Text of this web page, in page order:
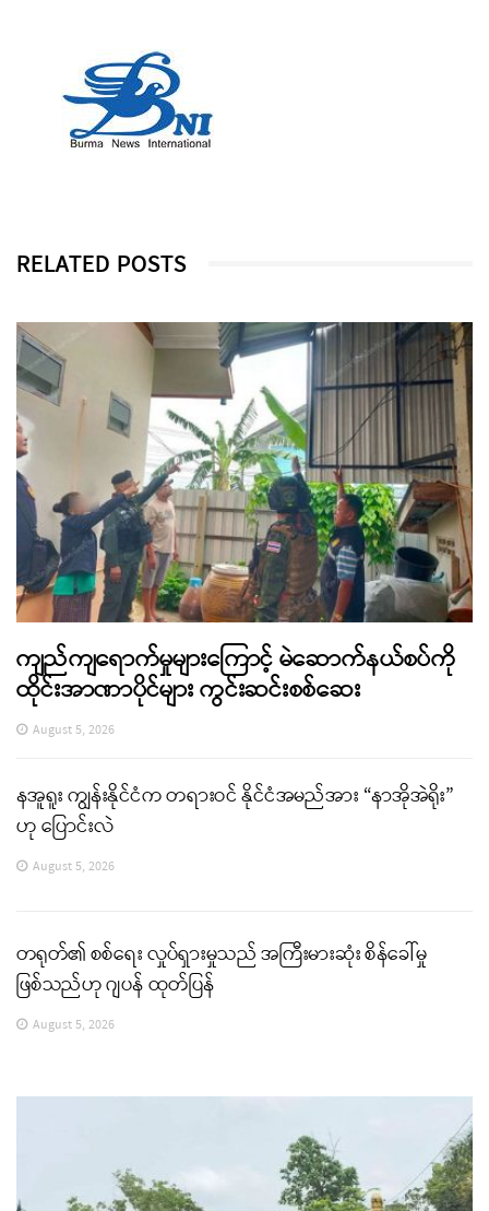
RELATED POSTS
ကျည်ကျရောက်မှုများကြောင့် မဲဆောက်နယ်စပ်ကို
ထိုင်းအာဏာပိုင်များ ကွင်းဆင်းစစ်ဆေး
August 5, 2026
နအူရူး ကျွန်းနိုင်ငံက တရားဝင် နိုင်ငံအမည်အား “နာအိုအဲရိုး”
ဟု ပြောင်းလဲ
August 5, 2026
တရုတ်၏ စစ်ရေး လှုပ်ရှားမှုသည် အကြီးမားဆုံး စိန်ခေါ်မှု
ဖြစ်သည်ဟု ဂျပန် ထုတ်ပြန်
August 5, 2026